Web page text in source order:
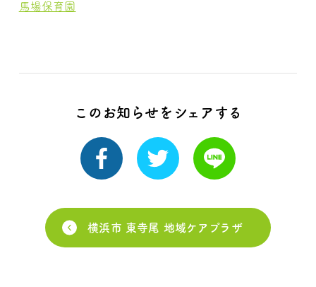
馬場保育園
このお知らせをシェアする
横浜市 東寺尾 地域ケアプラザ